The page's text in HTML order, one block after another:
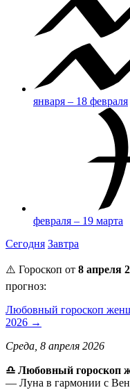
января – 18 февраля
февраля – 19 марта
Сегодня Завтра
⚠️ Гороскоп от 8 апреля
прогноз:
Любовный гороскоп
2026 →
Среда, 8 апреля 2026
♎ Любовный гороскоп
— Луна в гармонии с